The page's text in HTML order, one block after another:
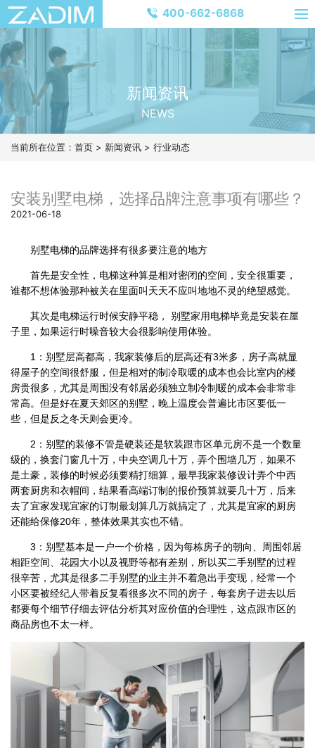
400-662-6868
新闻资讯
NEWS
当前所在位置： 首页 > 新闻资讯 > 行业动态
安装别墅电梯，选择品牌注意事项有哪些？
2021-06-18
别墅电梯的品牌选择有很多要注意的地方
首先是安全性，电梯这种算是相对密闭的空间，安全很重要，
谁都不想体验那种被关在里面叫天天不应叫地地不灵的绝望感觉。
其次是电梯运行时候安静平稳， 别墅家用电梯毕竟是安装在屋
子里，如果运行时噪音较大会很影响使用体验。
1：别墅层高都高，我家装修后的层高还有3米多，房子高就显
得屋子的空间很舒服，但是相对的制冷取暖的成本也会比室内的楼
房贵很多，尤其是周围没有邻居必须独立制冷制暖的成本会非常非
常高。但是好在夏天郊区的别墅，晚上温度会普遍比市区要低一
些，但是反之冬天则会更冷。
2：别墅的装修不管是硬装还是软装跟市区单元房不是一个数量
级的，换套门窗几十万，中央空调几十万，弄个围墙几万，如果不
是土豪，装修的时候必须要精打细算，最早我家装修设计弄个中西
两套厨房和衣帽间，结果看高端订制的报价预算就要几十万，后来
去了宜家发现宜家的订制最划算几万就搞定了，尤其是宜家的厨房
还能给保修20年，整体效果其实也不错。
3：别墅基本是一户一个价格，因为每栋房子的朝向、周围邻居
相距空间、花园大小以及视野等都有差别，所以买二手别墅的过程
很辛苦，尤其是很多二手别墅的业主并不着急出手变现，经常一个
小区要被经纪人带着反复看很多次不同的房子，每套房子进去以后
都要每个细节仔细去评估分析其对应价值的合理性，这点跟市区的
商品房也不太一样。